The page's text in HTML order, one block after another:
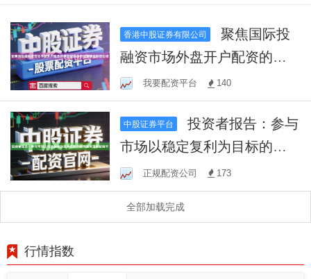
香港中股证券有限公司
聚焦国际投
融资市场外盘开户配资的信
息披露及时性管理周期错位
修
我要配资平台 140
中股证券平台
投资者报告：参与
市场以稳定复利为目标的账
户群体使用正品配资平
正规配资公司 173
全部加载完成
行情指数